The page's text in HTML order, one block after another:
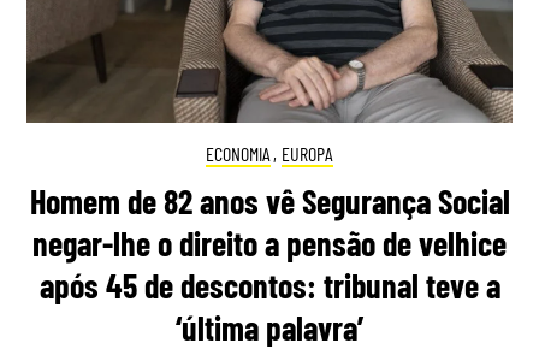
ECONOMIA , EUROPA
Homem de 82 anos vê Segurança Social
negar-lhe o direito a pensão de velhice
após 45 de descontos: tribunal teve a
‘última palavra’